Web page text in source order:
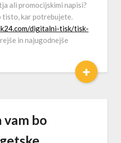
ali promocijskimi napisi?
tisto, kar potrebujete.
digitalni-tisk/tisk-
in najugodnejše
+
bo